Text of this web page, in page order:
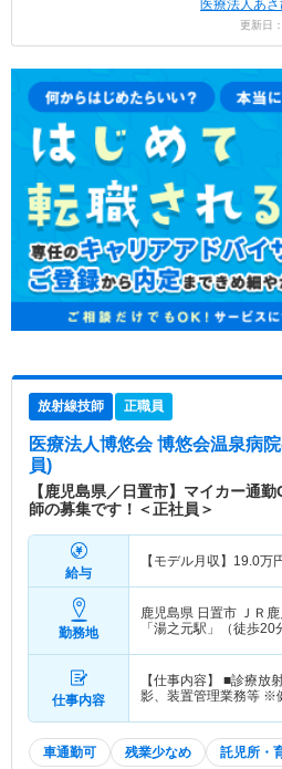
医療法人あ
更新日
放射線技師 正職員
医療法人博悠会 博悠会温泉病院
員)
【鹿児島県／日置市】マイカー通
師の募集です！＜正社員＞
給与
【モデル月収】 19.0万
勤務地
鹿児島県 日置市 ＪＲ
「湯之元駅」（徒歩20
仕事内容
【仕事内容】 ■診療放
影、装
車通勤可 残業少なめ 託児所・